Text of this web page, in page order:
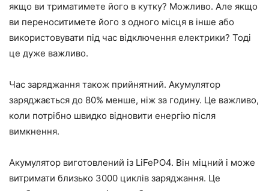
якщо ви триматимете його в кутку? Можливо. Але якщо
ви переноситимете його з одного місця в інше або
використовувати під час відключення електрики? Тоді
це дуже важливо.
Час заряджання також прийнятний. Акумулятор
заряджається до 80% менше, ніж за годину. Це важливо,
коли потрібно швидко відновити енергію після
вимкнення.
Акумулятор виготовлений із LiFePO4. Він міцний і може
витримати близько 3000 циклів заряджання. Це